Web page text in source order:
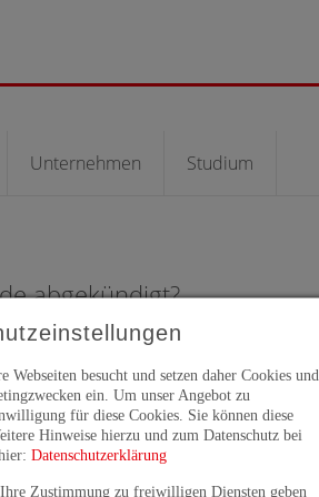
Unternehmen Studium
abgekündigt?
Webseiten besucht und setzen daher Cookies und
ein. Um unser Angebot zu
für diese Cookies. Sie können diese
Hinweise hierzu und zum Datenschutz bei
Datenschutzerklärung
Zustimmung zu freiwilligen Diensten geben